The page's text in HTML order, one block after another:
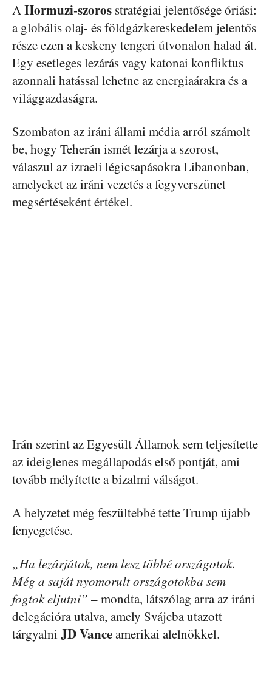
AHormuzi-szoros stratégiai jelentősége óriási:
a globális olaj- és földgázkereskedelem jelentős
része ezen a keskeny tengeri útvonalon halad át.
Egy esetleges lezárás vagy katonai konfliktus
azonnali hatással lehetne az energiaárakra és a
világgazdaságra.
Szombaton az iráni állami média arról számolt
be, hogy Teherán ismét lezárja a szorost,
válaszul az izraeli légicsapásokra Libanonban,
amelyeket az iráni vezetés a fegyverszünet
megsértéseként értékel.
Irán szerint az Egyesült Államok sem teljesítette
az ideiglenes megállapodás első pontját, ami
tovább mélyítette a bizalmi válságot.
A helyzetet még feszültebbé tette Trump újabb
fenyegetése.
„Ha lezárjátok, nem lesz többé országotok.
Még a saját nyomorult országotokba sem
fogtok eljutni” – mondta, látszólag arra az iráni
delegációra utalva, amely Svájcba utazott
tárgyalni JD Vanceamerikai alelnökkel.